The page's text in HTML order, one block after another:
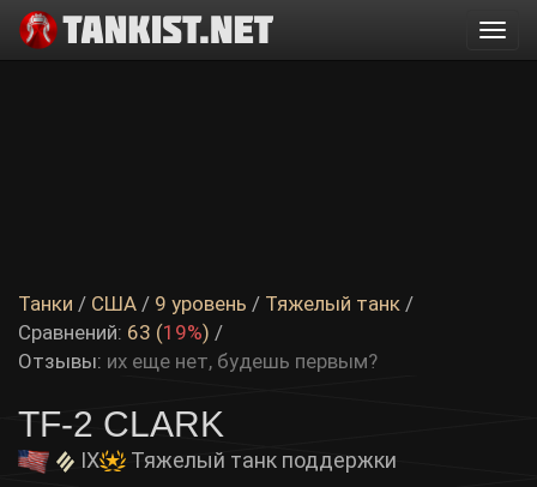
Танки / США / 9 уровень / Тяжелый танк /
Сравнений: 63 (19%) /
Отзывы: их еще нет, будешь первым?
TF-2 CLARK
IX Тяжелый танк поддержки